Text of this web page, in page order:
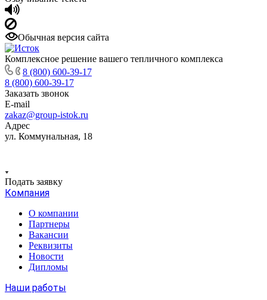
Обычная версия сайта
Комплексное решение вашего тепличного комплекса
8 (800) 600-39-17
8 (800) 600-39-17
Заказать звонок
E-mail
zakaz@group-istok.ru
Адрес
ул. Коммунальная, 18
Подать заявку
Компания
О компании
Партнеры
Вакансии
Реквизиты
Новости
Дипломы
Наши работы